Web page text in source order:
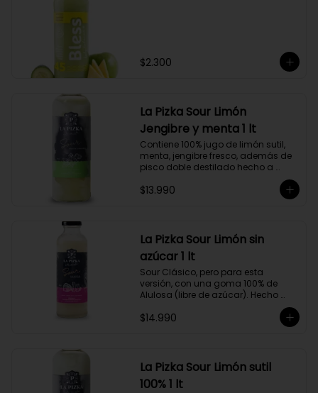
$2.300
La Pizka Sour Limón
Jengibre y menta 1 lt
Contiene 100% jugo de limón sutil,
menta, jengibre fresco, además de
pisco doble destilado hecho a
Alejandría, Amarilla, Rosada y
$13.990
La Pizka Sour Limón sin
azúcar 1 lt
Sour Clásico, pero para esta
versión, con una goma 100% de
Alulosa (libre de azúcar). Hecho
100% con jugo de limón sutil y pisco
doble destilado de receta propia
hecho a partir de uva Moscatel de
corazón del Valle del Elqui.
$14.990
La Pizka Sour Limón sutil
100% 1 lt